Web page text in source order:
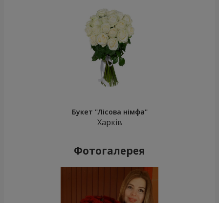
Букет "Лісова німфа"
Харків
Фотогалерея